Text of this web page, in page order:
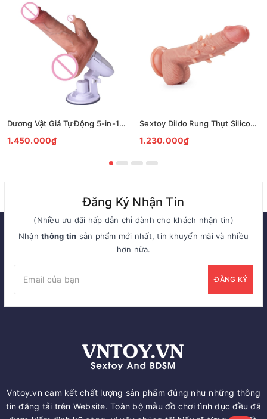
Dương Vật Giả Tự Động 5-in-1 Rung Thụt Liếm Có Sưởi Ấm 42°C
1.450.000₫
Sextoy Dildo Rung Thụt Silicon Gai Nổi Điều Khiển Không Dây
1.230.000₫
Đăng Ký Nhận Tin
(Nhiều ưu đãi hấp dẫn chỉ dành cho khách nhận tin)
Nhậnthông tin sản phẩm mới nhất, tin khuyến mãi và nhiều
hơn nữa.
ĐĂNG KÝ
Vntoy.vn cam kết chất lượng sản phẩm đúng như những thông
tin đăng tải trên Website. Toàn bộ mẫu đồ chơi tình dục đều đã